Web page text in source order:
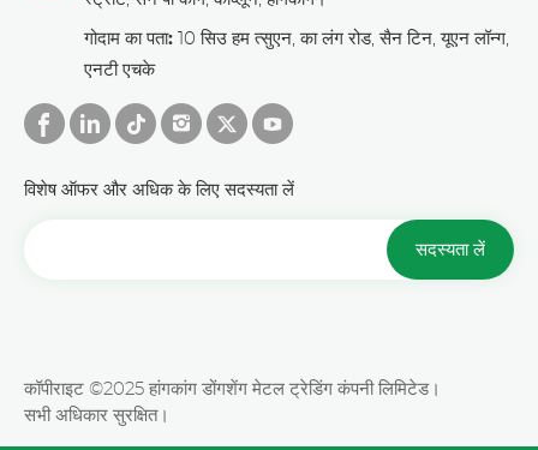
गोदाम का पता: 10 सिउ हम त्सुएन, का लंग रोड, सैन टिन, यूएन लॉन्ग,
एनटी एचके
विशेष ऑफर और अधिक के लिए सदस्यता लें
सदस्यता लें
कॉपीराइट ©2025 हांगकांग डोंगशेंग मेटल ट्रेडिंग कंपनी लिमिटेड।
सभी अधिकार सुरक्षित।